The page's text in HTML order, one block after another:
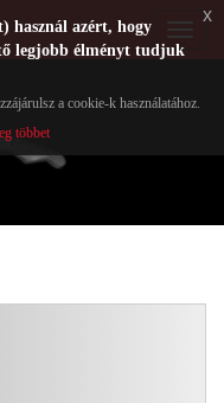
használ azért, hogy
legjobb élményt tudjuk
a cookie-k használatához.
többet
x